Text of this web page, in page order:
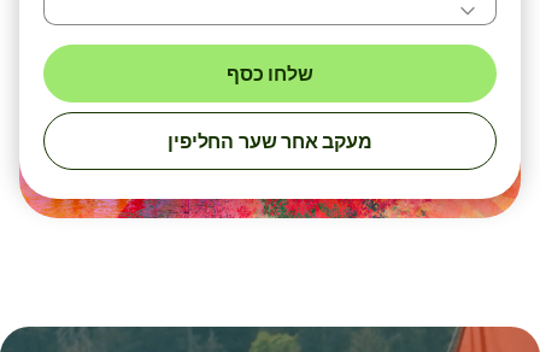
שלחו כסף
מעקב אחר שער החליפין